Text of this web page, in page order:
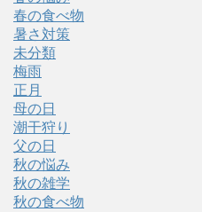
春の食べ物
暑さ対策
未分類
梅雨
正月
母の日
潮干狩り
父の日
秋の悩み
秋の雑学
秋の食べ物